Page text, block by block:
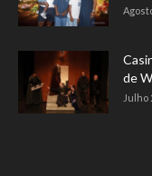
de
Julho